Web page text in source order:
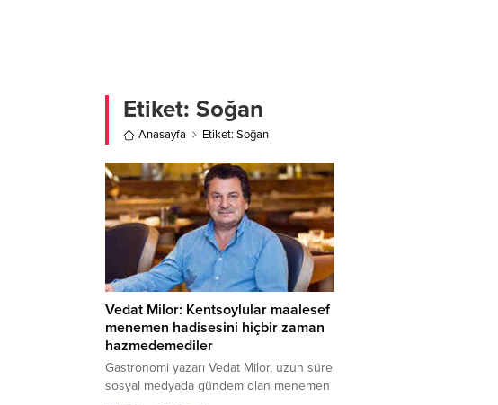
Etiket: Soğan
Anasayfa Etiket: Soğan
Vedat Milor: Kentsoylular maalesef
menemen hadisesini hiçbir zaman
hazmedemediler
Gastronomi yazarı Vedat Milor, uzun süre
sosyal medyada gündem olan menemen